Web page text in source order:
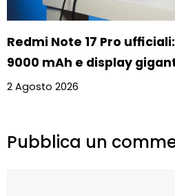
Redmi Note 17 Pro
9000 mAh e display
2 Agosto 2026
Pubblica un